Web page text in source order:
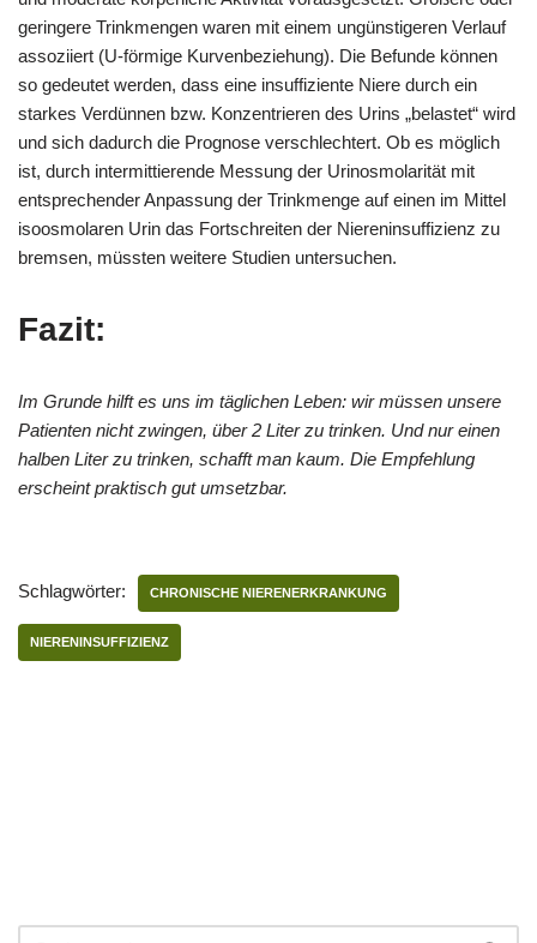
geringere Trinkmengen waren mit einem ungünstigeren Verlauf
assoziiert (U-förmige Kurvenbeziehung). Die Befunde können
so gedeutet werden, dass eine insuffiziente Niere durch ein
starkes Verdünnen bzw. Konzentrieren des Urins „belastet“ wird
und sich dadurch die Prognose verschlechtert. Ob es möglich
ist, durch intermittierende Messung der Urinosmolarität mit
entsprechender Anpassung der Trinkmenge auf einen im Mittel
isoosmolaren Urin das Fortschreiten der Niereninsuffizienz zu
bremsen, müssten weitere Studien untersuchen.
Fazit:
Im Grunde hilft es uns im täglichen Leben: wir müssen unsere
Patienten nicht zwingen, über 2 Liter zu trinken. Und nur einen
halben Liter zu trinken, schafft man kaum. Die Empfehlung
erscheint praktisch gut umsetzbar.
Schlagwörter: CHRONISCHE NIERENERKRANKUNG
NIERENINSUFFIZIENZ